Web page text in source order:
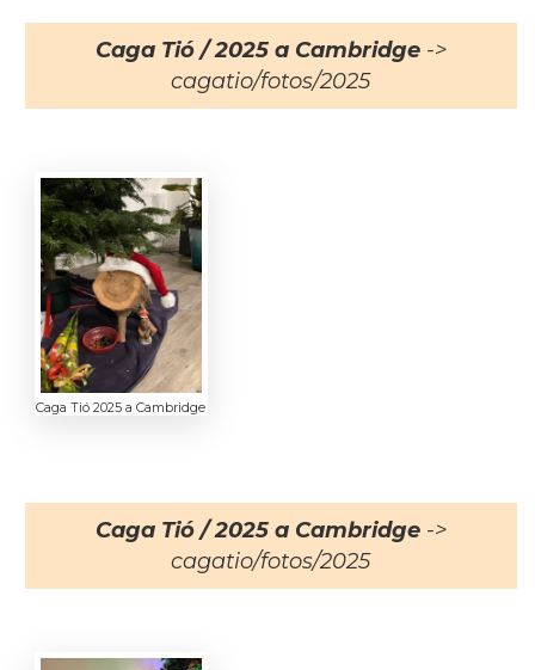
Caga Tió / 2025 a Cambridge->
cagatio/fotos/2025
Caga Tió 2025 a Cambridge
Caga Tió / 2025 a Cambridge->
cagatio/fotos/2025